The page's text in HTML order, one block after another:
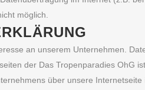
möglich.
an unserem Unternehmen.
der Das Tropenparadies OhG
über unsere